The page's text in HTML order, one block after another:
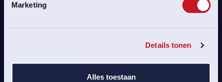
Marketing
Details tonen
Alles toestaan
MEER NIEUWS